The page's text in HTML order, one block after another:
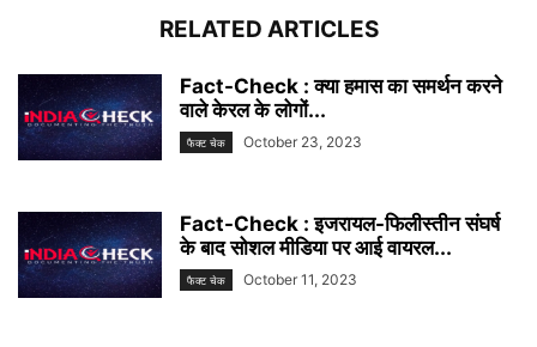
RELATED ARTICLES
Fact-Check : क्या हमास का समर्थन करने
वाले केरल के लोगों...
फैक्ट चेक October 23, 2023
Fact-Check : इजरायल-फिलीस्तीन संघर्ष
के बाद सोशल मीडिया पर आई वायरल...
फैक्ट चेक October 11, 2023